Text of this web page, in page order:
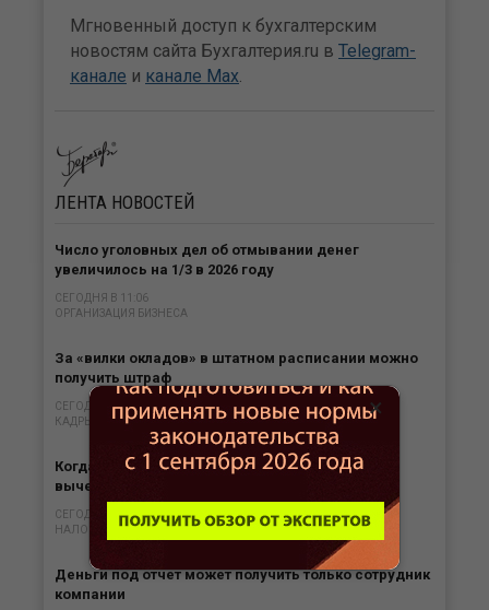
Мгновенный доступ к бухгалтерским
новостям сайта Бухгалтерия.ru в Telegram-
канале и канале Max.
ЛЕНТА НОВОСТЕЙ
Число уголовных дел об отмывании денег
увеличилось на 1/3 в 2026 году
СЕГОДНЯ В 11:06
ОРГАНИЗАЦИЯ БИЗНЕСА
За «вилки окладов» в штатном расписании можно
получить штраф
СЕГОДНЯ В 10:39
КАДРЫ
Когда самозанятые могут получить налоговые
вычеты по НДФЛ
СЕГОДНЯ В 10:33
НАЛОГИ
Деньги под отчет может получить только сотрудник
компании
×